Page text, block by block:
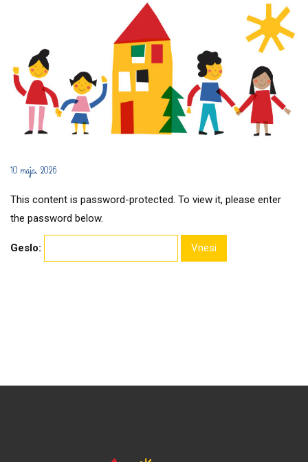
10 maja, 2026
This content is password-protected. To view it, please enter
the password below.
Geslo: